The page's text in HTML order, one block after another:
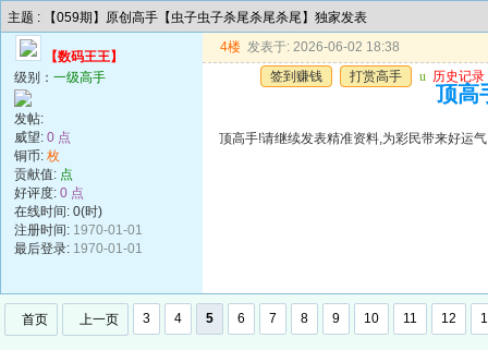
主题 : 【059期】原创高手【虫子虫子杀尾杀尾杀尾】独家发表
【数码王王】
级别： 一级高手
发帖:
威望: 0 点
铜币: 枚
贡献值: 点
好评度: 0 点
在线时间: 0(时)
注册时间: 1970-01-01
最后登录: 1970-01-01
4楼 发表于: 2026-06-02 18:38
签到赚钱
打赏高手 u 历史记录
顶高
顶高手!请继续发表精准资料,为彩民带来好运气
首页 上一页 3 4 5 6 7 8 9 10 11 12